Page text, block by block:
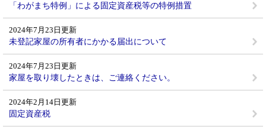
「わがまち特例」による固定資産税等の特例措置
2024年7月23日更新
未登記家屋の所有者にかかる届出について
2024年7月23日更新
家屋を取り壊したときは、ご連絡ください。
2024年2月14日更新
固定資産税